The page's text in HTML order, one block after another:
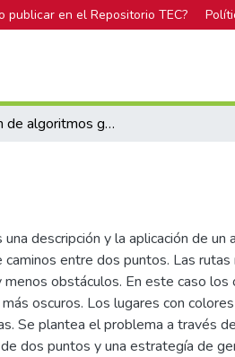
publicar en el Repositorio TEC?
Aplicación de algoritmos genéticos
descripción y la aplicación de un
entre dos puntos. Las rutas
obstáculos. En este caso los
oscuros. Los lugares con
Se plantea el problema a través
dos puntos y una estrategía de